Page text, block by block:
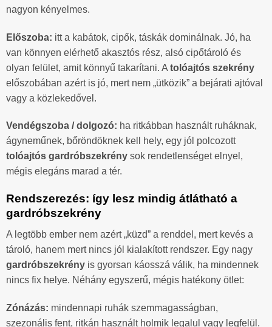
nagyon kényelmes.
Előszoba: itt a kabátok, cipők, táskák dominálnak. Jó, ha
van könnyen elérhető akasztós rész, alsó cipőtároló és
olyan felület, amit könnyű takarítani. A tolóajtós szekrény
előszobában azért is jó, mert nem „ütközik” a bejárati ajtóval
vagy a közlekedővel.
Vendégszoba / dolgozó: ha ritkábban használt ruháknak,
ágyneműnek, bőröndöknek kell hely, egy jól polcozott
tolóajtós gardróbszekrény sok rendetlenséget elnyel,
mégis elegáns marad a tér.
Rendszerezés: így lesz mindig átlátható a
gardróbszekrény
A legtöbb ember nem azért „küzd” a renddel, mert kevés a
tároló, hanem mert nincs jól kialakított rendszer. Egy nagy
gardróbszekrény is gyorsan káosszá válik, ha mindennek
nincs fix helye. Néhány egyszerű, mégis hatékony ötlet:
Zónázás: mindennapi ruhák szemmagasságban,
szezonális fent, ritkán használt holmik legalul vagy legfelül.